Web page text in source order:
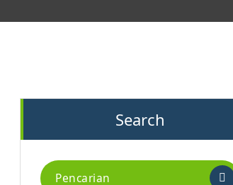
Search